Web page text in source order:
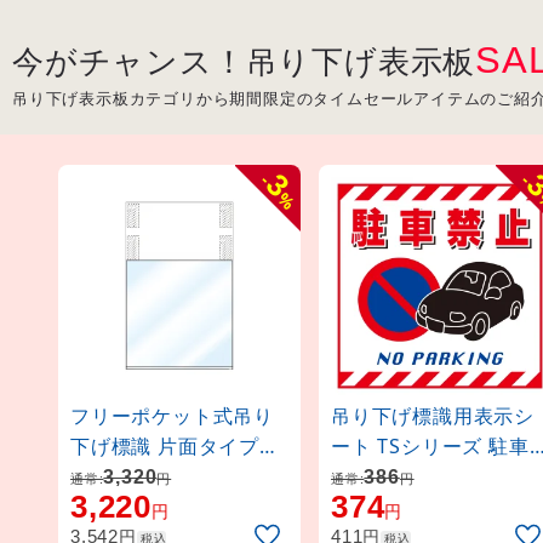
今がチャンス！吊り下げ表示板
吊り下げ表示板カテゴリから期間限定のタイムセールアイテムのご紹介
-
3
%
フリーポケット式吊り
下げ標識 片面タイプ
(100030)
通常:3,320円
3,220円
3,542円 税込
-
吊り下げ標識用表示シ
ート TSシリーズ 駐車
禁止 (100015)
通常:386円
374円
411円 税込